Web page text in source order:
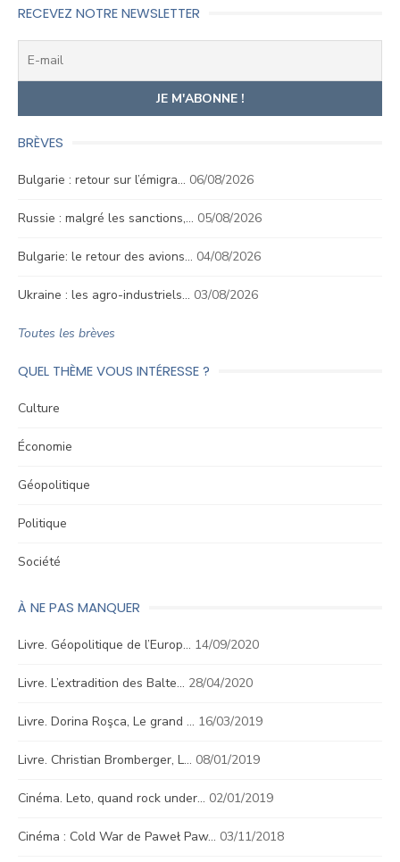
RECEVEZ NOTRE NEWSLETTER
BRÈVES
Bulgarie : retour sur l’émigra… 06/08/2026
Russie : malgré les sanctions,… 05/08/2026
Bulgarie: le retour des avions… 04/08/2026
Ukraine : les agro-industriels… 03/08/2026
Toutes les brèves
QUEL THÈME VOUS INTÉRESSE ?
Culture
Économie
Géopolitique
Politique
Société
À NE PAS MANQUER
Livre. Géopolitique de l’Europ… 14/09/2020
Livre. L’extradition des Balte… 28/04/2020
Livre. Dorina Roşca, Le grand … 16/03/2019
Livre. Christian Bromberger, L… 08/01/2019
Cinéma. Leto, quand rock under… 02/01/2019
Cinéma : Cold War de Paweł Paw… 03/11/2018